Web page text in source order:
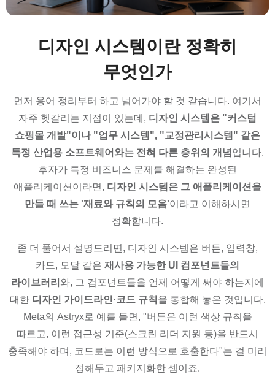
디자인 시스템이란 정확히
무엇인가
먼저 용어 정리부터 하고 넘어가야 할 것 같습니다. 여기서
자주 헷갈리는 지점이 있는데, 디자인 시스템은 "커스텀
쇼핑몰 개발"이나 "업무 시스템", "교정관리시스템" 같은
특정 산업용 소프트웨어와는 전혀 다른 층위의 개념 입니다.
후자가 특정 비즈니스 문제를 해결하는 완성된
애플리케이션이라면, 디자인 시스템은 그 애플리케이션을
만들 때 쓰는 '재료와 규칙의 모음'이라고 이해하시면
정확합니다.
좀 더 풀어서 설명드리면, 디자인 시스템은 버튼, 입력창,
카드, 모달 같은 재사용 가능한 UI 컴포넌트들의
라이브러리 와, 그 컴포넌트들을 언제 어떻게 써야 하는지에
대한 디자인 가이드라인·코드 규칙 을 통합해 놓은 것입니다.
Meta의 Astryx로 예를 들면, "버튼은 이런 색상 규칙을
따르고, 이런 접근성 기준(스크린 리더 지원 등)을 반드시
충족해야 하며, 코드로는 이런 방식으로 호출한다"는 걸 미리
정해두고 패키지화한 셈이죠.